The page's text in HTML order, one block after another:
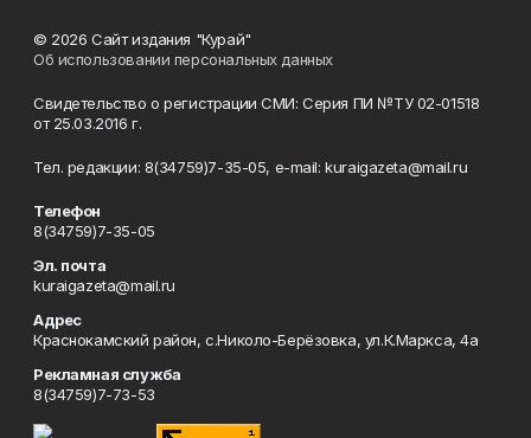
© 2026 Сайт издания "Курай"
Об использовании персональных данных
Свидетельство о регистрации СМИ: Серия ПИ №ТУ 02-01518
от 25.03.2016 г.
Тел. редакции: 8(34759)7-35-05, e-mail: kuraigazeta@mail.ru
Телефон
8(34759)7-35-05
Эл. почта
kuraigazeta@mail.ru
Адрес
Краснокамский район, с.Николо-Берёзовка, ул.К.Маркса, 4а
Рекламная служба
8(34759)7-73-53